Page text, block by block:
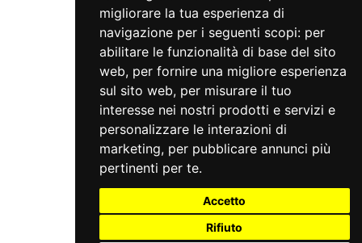
migliorare la tua esperienza di
navigazione per i seguenti scopi: per
abilitare le funzionalità di base del sito
web, per fornire una migliore esperienza
sul sito web, per misurare il tuo
interesse nei nostri prodotti e servizi e
personalizzare le interazioni di
marketing, per pubblicare annunci più
pertinenti per te.
Accetto
Rifiuto